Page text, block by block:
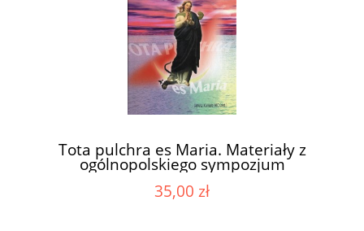
Tota pulchra es Maria. Materiały z
ogólnopolskiego sympozjum
mariologicznego z okazji 150 rocznicy
ogłoszenia dogmatu o Niepokalanym
35,00 zł